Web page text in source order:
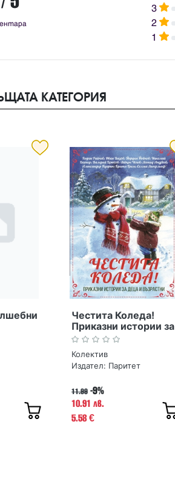
3
2
1
КАТЕГОРИЯ
Честита Коледа!
Приказни истории за
деца и възрастни
Колектив
Издател: Паритет
11.99 -9%
10.91 лв.
5.58€